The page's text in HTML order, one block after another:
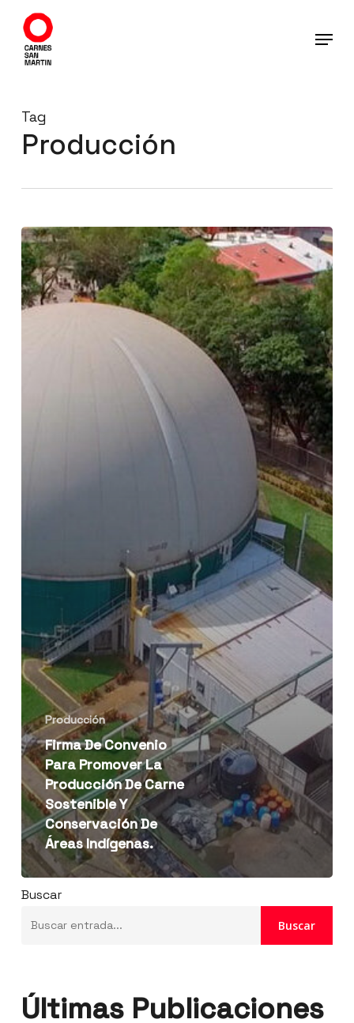
contenido
Tag
Producción
Producción
Firma De Convenio
Para Promover La
Producción De Carne
Sostenible Y
Conservación De
Áreas Indígenas.
Buscar
Buscar
Últimas Publicaciones